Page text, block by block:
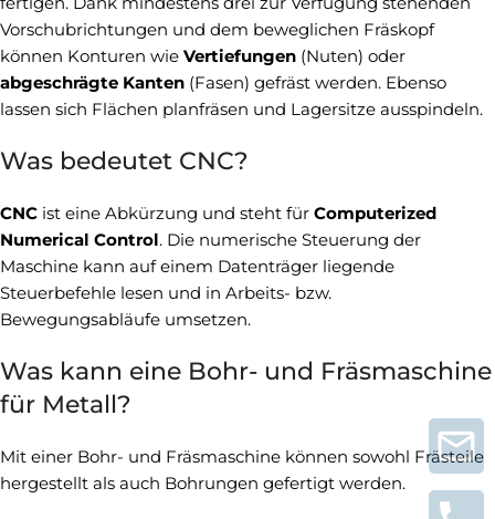
Vorschubrichtungen und dem beweglichen Fräskopf
können Konturen wie Vertiefungen (Nuten) oder
abgeschrägte Kanten (Fasen) gefräst werden. Ebenso
lassen sich Flächen planfräsen und Lagersitze ausspindeln.
Was bedeutet CNC?
CNC ist eine Abkürzung und steht für Computerized
Numerical Control. Die numerische Steuerung der
Maschine kann auf einem Datenträger liegende
Steuerbefehle lesen und in Arbeits- bzw.
Bewegungsabläufe umsetzen.
Was kann eine Bohr- und Fräsmaschine
für Metall?
Mit einer Bohr- und Fräsmaschine können sowohl Frästeile
hergestellt als auch Bohrungen gefertigt werden.